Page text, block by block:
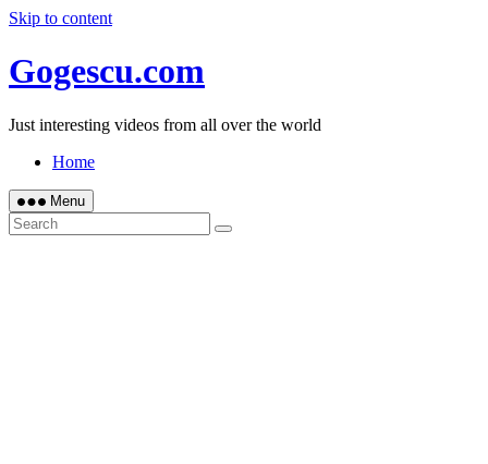
Skip to content
Gogescu.com
Just interesting videos from all over the world
Home
Menu